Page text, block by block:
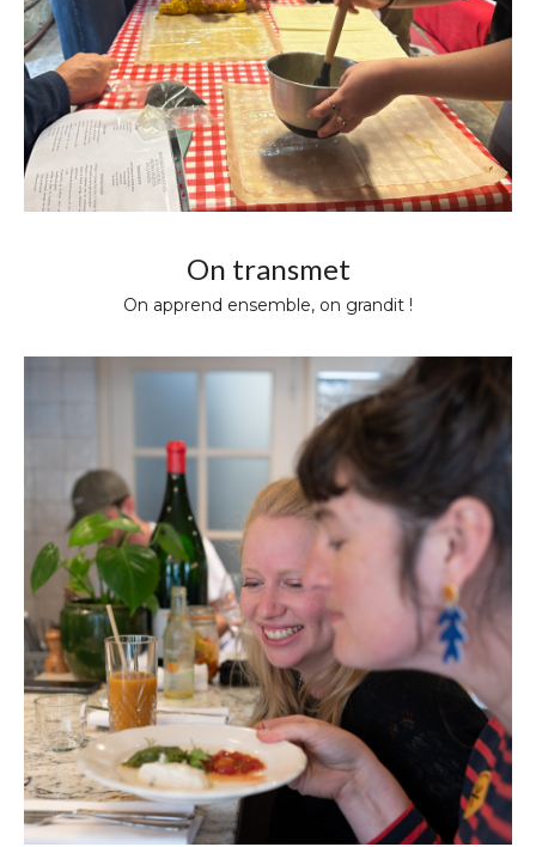
On transmet
On apprend ensemble, on grandit !